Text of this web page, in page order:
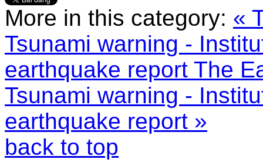
More in this category: «
Tsunami warning -
earthquake report The
Tsunami warning -
earthquake report »
back to top